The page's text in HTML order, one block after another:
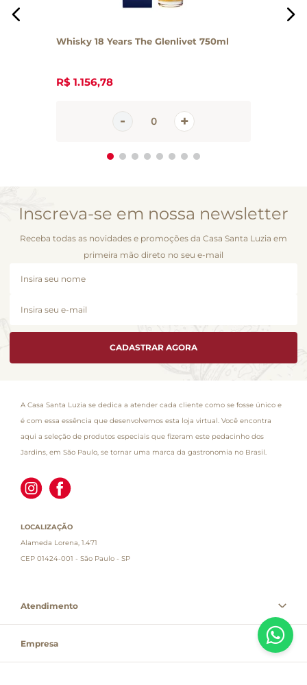
Whisky 18 Years The Glenlivet 750ml
R$ 1.156,78
Inscreva-se em nossa newsletter
Receba todas as novidades e promoções da Casa Santa Luzia em
primeira mão direto no seu e-mail
CADASTRAR AGORA
A Casa Santa Luzia se dedica a atender cada cliente como se fosse único e
é com essa essência que desenvolvemos esta loja virtual. Você encontra
aqui a seleção de produtos especiais que fizeram este pedacinho dos
Jardins, em São Paulo, se tornar uma marca da gastronomia no Brasil.
LOCALIZAÇÃO
Alameda Lorena, 1.471
CEP 01424-001 - São Paulo - SP
Atendimento
Empresa